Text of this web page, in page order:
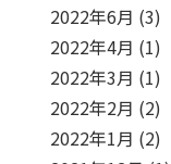
2022年6月 (3)
2022年4月 (1)
2022年3月 (1)
2022年2月 (2)
2022年1月 (2)